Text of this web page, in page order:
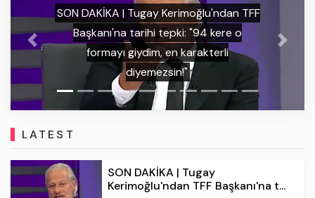
SON DAKİKA | İrfan Can Kahveci'den
Kosova'daki havai fişekli saldırıya tokat
gibi cevap: "Türk milletini tanıyamadılar!"
Previous Next
LATEST
SON DAKİKA | Tugay
Kerimoğlu'ndan TFF Başkanı'na t...